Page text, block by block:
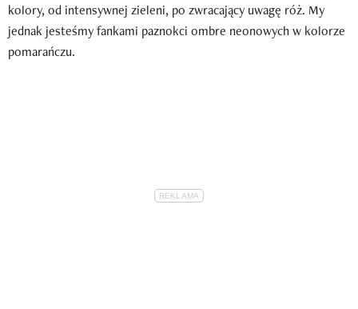
kolory, od intensywnej zieleni, po zwracający uwagę róż. My
jednak jesteśmy fankami paznokci ombre neonowych w kolorze
pomarańczu.